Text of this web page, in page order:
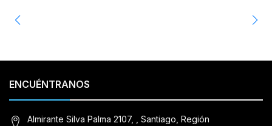
ENCUÉNTRANOS
Almirante Silva Palma 2107, , Santiago, Región